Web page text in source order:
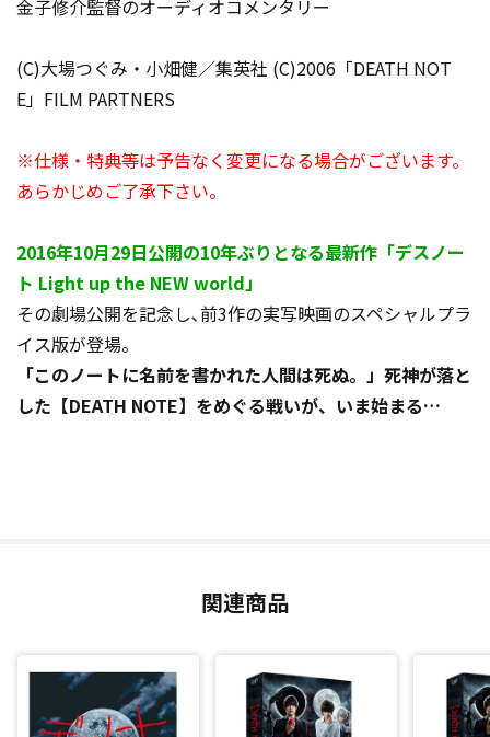
金子修介監督のオーディオコメンタリー
(C)大場つぐみ・小畑健／集英社 (C)2006「DEATH NOT
E」FILM PARTNERS
※仕様・特典等は予告なく変更になる場合がございます。
あらかじめご了承下さい。
2016年10月29日公開の10年ぶりとなる最新作「デスノー
ト Light up the NEW world」
その劇場公開を記念し､前3作の実写映画のスペシャルプラ
イス版が登場。
「このノートに名前を書かれた人間は死ぬ。」死神が落と
した【DEATH NOTE】をめぐる戦いが、いま始まる…
関連商品